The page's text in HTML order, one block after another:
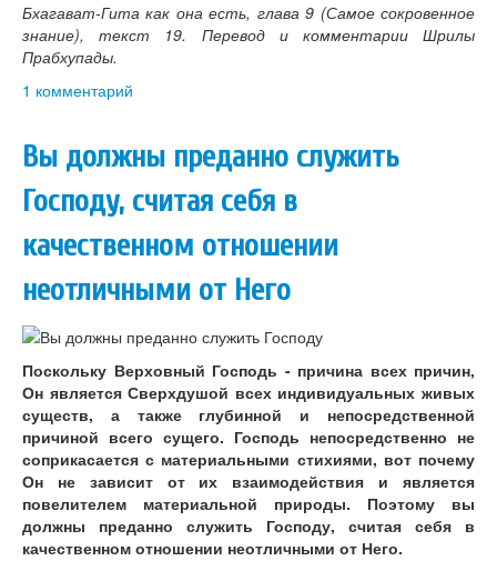
Бхагават-Гита как она есть, глава 9 (Самое сокровенное
знание), текст 19. Перевод и комментарии Шрилы
Прабхупады.
1 комментарий
Вы должны преданно служить
Господу, считая себя в
качественном отношении
неотличными от Него
Поскольку Верховный Господь - причина всех причин,
Он является Сверхдушой всех индивидуальных живых
существ, а также глубинной и непосредственной
причиной всего сущего. Господь непосредственно не
соприкасается с материальными стихиями, вот почему
Он не зависит от их взаимодействия и является
повелителем материальной природы. Поэтому вы
должны преданно служить Господу, считая себя в
качественном отношении неотличными от Него.